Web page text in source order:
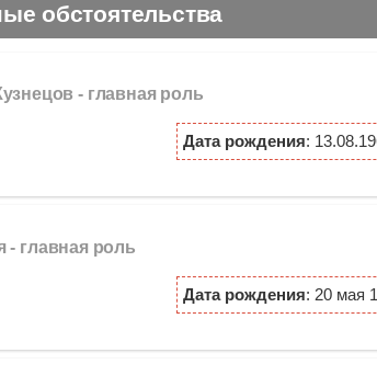
обстоятельства
- главная роль
Дата рождения:
- главная роль
Дата рождения: 20 мая